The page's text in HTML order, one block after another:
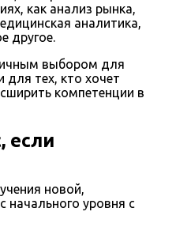
как анализ рынка,
аналитика,
другое.
выбором для
тех, кто хочет
компетенции в
если
новой,
начального уровня с